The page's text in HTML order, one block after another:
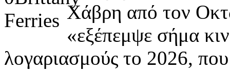
Χάβρη από τον
«εξέπεμψε σήμα
λογαριασμούς το 2026,